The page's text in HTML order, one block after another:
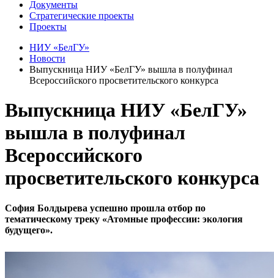
Документы
Стратегические проекты
Проекты
НИУ «БелГУ»
Новости
Выпускница НИУ «БелГУ» вышла в полуфинал
Всероссийского просветительского конкурса
Выпускница НИУ «БелГУ»
вышла в полуфинал
Всероссийского
просветительского конкурса
София Болдырева успешно прошла отбор по
тематическому треку «Атомные профессии: экология
будущего».